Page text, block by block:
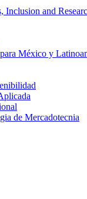
Inclusion and
México y
de Mercadotecnia